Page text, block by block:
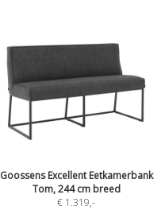
Goossens Excellent Eetkamerbank
Tom, 244 cm breed
€ 1.319,-